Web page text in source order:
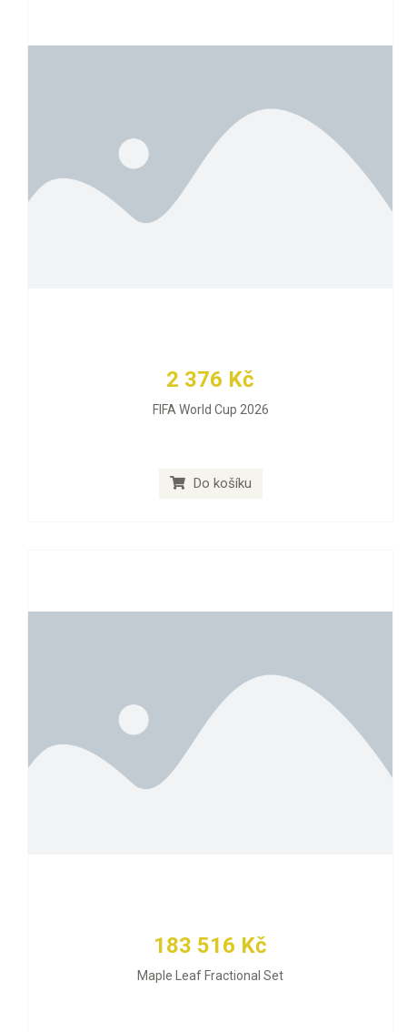
2 376 Kč
FIFA World Cup 2026
Do košíku
183 516 Kč
Maple Leaf Fractional Set